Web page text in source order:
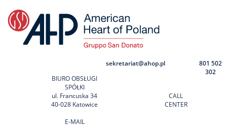
BIURO OBSŁUGI
SPÓŁKI
ul. Francuska 34
40-028 Katowice
E-MAIL
sekretariat@ahop.pl
CALL
CENTER
801 502
302